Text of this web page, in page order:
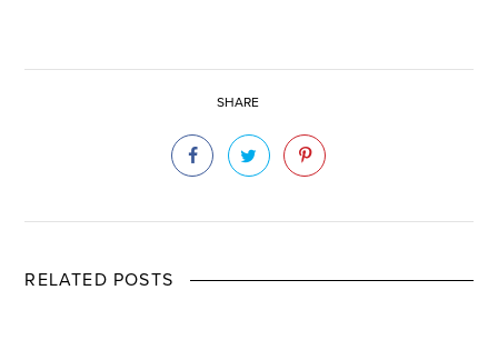
SHARE
RELATED POSTS